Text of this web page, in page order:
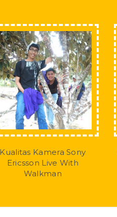
Kualitas Kamera Sony
Ericsson Live With
Walkman